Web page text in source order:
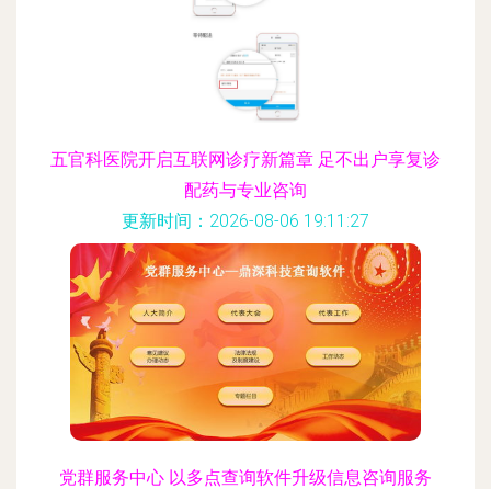
五官科医院开启互联网诊疗新篇章 足不出户享复诊
配药与专业咨询
更新时间：2026-08-06 19:11:27
党群服务中心 以多点查询软件升级信息咨询服务